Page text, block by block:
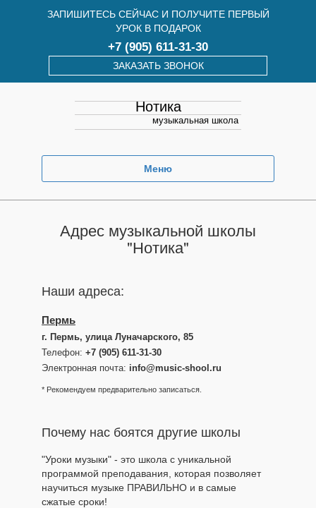
ЗАПИШИТЕСЬ СЕЙЧАС И ПОЛУЧИТЕ ПЕРВЫЙ
УРОК В ПОДАРОК
+7 (905) 611-31-30
ЗАКАЗАТЬ ЗВОНОК
Нотика
музыкальная школа
Меню
Адрес музыкальной школы
"Нотика"
Наши адреса:
Пермь
г. Пермь, улица Луначарского, 85
Телефон: +7 (905) 611-31-30
Электронная почта: info@music-shool.ru
* Рекомендуем предварительно записаться.
Почему нас боятся другие школы
"Уроки музыки" - это школа с уникальной
программой преподавания, которая позволяет
научиться музыке ПРАВИЛЬНО и в самые
сжатые сроки!